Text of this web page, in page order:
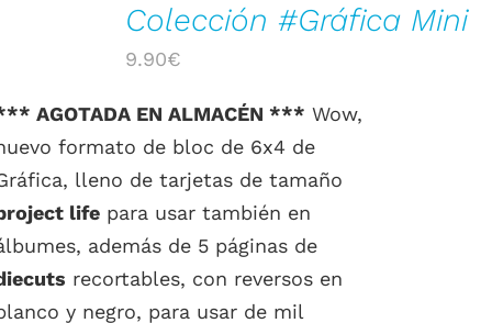
Colección #Gráfica Mini
9.90€
AGOTADA EN ALMACÉN *** Wow,
formato de bloc de 6x4 de
lleno de tarjetas de tamaño
lifepara usar también en
además de 5 páginas de
recortables, con reversos en
y negro, para usar de mil